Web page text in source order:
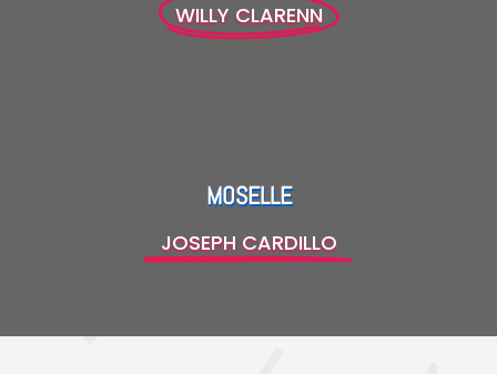
WILLY CLARENN
MOSELLE
JOSEPH CARDILLO